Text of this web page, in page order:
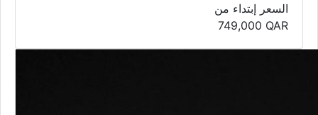
السعر إبتداء من
749,000 QAR